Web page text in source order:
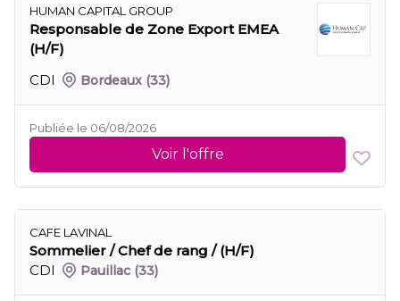
HUMAN CAPITAL GROUP
Responsable de Zone Export EMEA
(H/F)
CDI
Bordeaux (33)
Publiée le 06/08/2026
Voir l'offre
CAFE LAVINAL
Sommelier / Chef de rang / (H/F)
CDI
Pauillac (33)